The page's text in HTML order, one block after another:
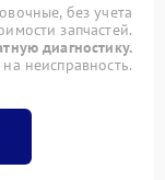
без учета
запчастей.
диагностику.
неисправность.